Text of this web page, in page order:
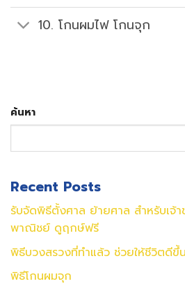
10. โกนผมไฟ โกนจุก
ค้นหา
Recent Posts
รับจัดพิธีตั้งศาล ย้ายศาล สำหรับเจ้า
พาณิชย์ ดูฤกษ์ฟรี
พิธีบวงสรวงที่ทำแล้ว ช่วยให้ชีวิตดีขึ้
พิธีโกนผมจุก